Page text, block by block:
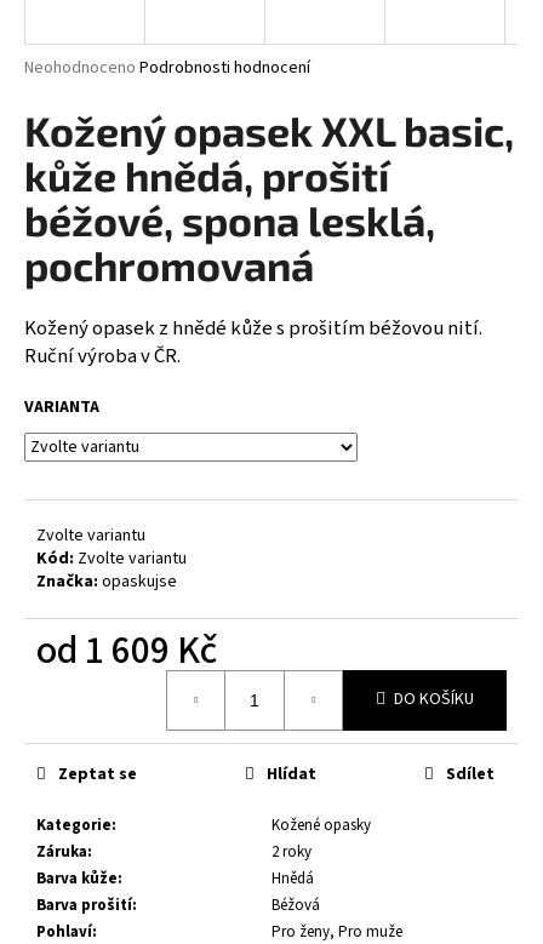
Průměrné
produktu
je
0,0
5
hvězdiček.
Neohodnoceno Podrobnosti hodnocení
Kožený opasek XXL basic,
kůže hnědá, prošití
béžové, spona lesklá,
pochromovaná
Kožený opasek z hnědé kůže s prošitím béžovou nití.
Ruční výroba v ČR.
VARIANTA
Zvolte variantu
Kód: Zvolte variantu
Značka: opaskujse
od 1 609 Kč
DO KOŠÍKU
Kategorie:
Kožené opasky
Záruka:
2 roky
Barva kůže:
Hnědá
Barva prošití:
Béžová
Pohlaví:
Pro ženy, Pro muže
Zeptat se Hlídat Sdílet
j
t
?
HLEDAT
o
p
o
r
u
e
m
KOŽENÝ
OPASEK
KŮŽE,
SPONA
BROUŠENÁ
HRANATÁ,
KOVOVÁ